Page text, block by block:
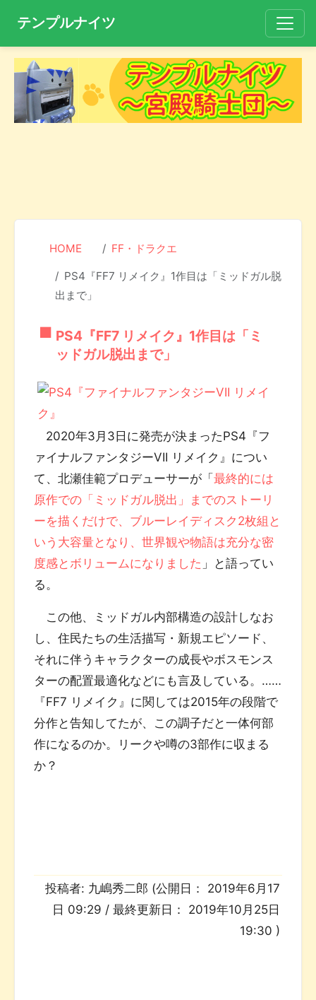
テンプルナイツ
HOME FF・ドラクエ
PS4『FF7 リメイク』1作目は「ミッドガル脱
出まで」
PS4『FF7 リメイク』1作目は「ミ
ッドガル脱出まで」
2020年3月3日に発売が決まったPS4『フ
ァイナルファンタジーVII リメイク』につい
て、北瀬佳範プロデューサーが「最終的には
原作での「ミッドガル脱出」までのストーリ
ーを描くだけで、ブルーレイディスク2枚組と
いう大容量となり、世界観や物語は充分な密
度感とボリュームになりました 」と語ってい
る。
この他、ミッドガル内部構造の設計しなお
し、住民たちの生活描写・新規エピソード、
それに伴うキャラクターの成長やボスモンス
ターの配置最適化などにも言及している。……
『FF7 リメイク』に関しては2015年の段階で
分作と告知してたが、この調子だと一体何部
作になるのか。リークや噂の3部作に収まる
か？
投稿者: 九嶋秀二郎 (公開日： 2019年6月17
日 09:29 / 最終更新日： 2019年10月25日
19:30 )